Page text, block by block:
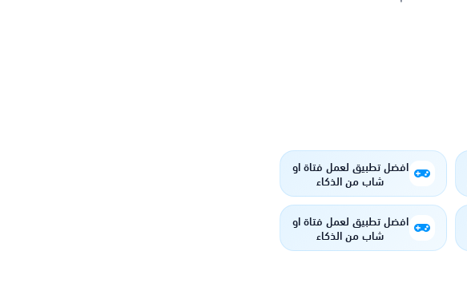
افضل تطبيق لعمل فتاة او
شاب من الذكاء
الاصطناعي !!
افضل تطبيق لعمل فتاة او
شاب من الذكاء
الاصطناعي !!